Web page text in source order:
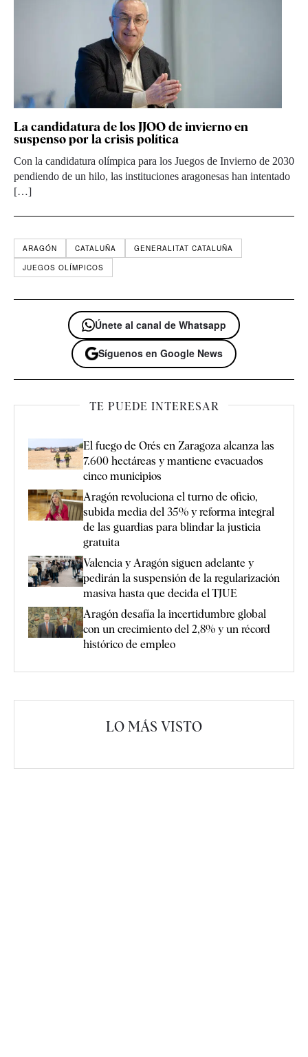
La candidatura de los JJOO de invierno en
suspenso por la crisis política
Con la candidatura olímpica para los Juegos de Invierno de 2030
pendiendo de un hilo, las instituciones aragonesas han intentado
[…]
ARAGÓN CATALUÑA
GENERALITAT CATALUÑA
JUEGOS OLÍMPICOS
Únete al canal de Whatsapp
Síguenos en Google News
TE PUEDE INTERESAR
El fuego de Orés en Zaragoza alcanza las
7.600 hectáreas y mantiene evacuados
cinco municipios
Aragón revoluciona el turno de oficio,
subida media del 35% y reforma integral
de las guardias para blindar la justicia
gratuita
Valencia y Aragón siguen adelante y
pedirán la suspensión de la regularización
masiva hasta que decida el TJUE
Aragón desafía la incertidumbre global
con un crecimiento del 2,8% y un récord
histórico de empleo
LO MÁS VISTO